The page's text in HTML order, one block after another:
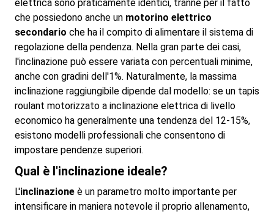
elettrica sono praticamente identici, tranne per il fatto
che possiedono anche un motorino elettrico
secondario che ha il compito di alimentare il sistema di
regolazione della pendenza. Nella gran parte dei casi,
l'inclinazione può essere variata con percentuali minime,
anche con gradini dell'1%. Naturalmente, la massima
inclinazione raggiungibile dipende dal modello: se un tapis
roulant motorizzato a inclinazione elettrica di livello
economico ha generalmente una tendenza del 12-15%,
esistono modelli professionali che consentono di
impostare pendenze superiori.
Qual è l'inclinazione ideale?
L'inclinazione è un parametro molto importante per
intensificare in maniera notevole il proprio allenamento,